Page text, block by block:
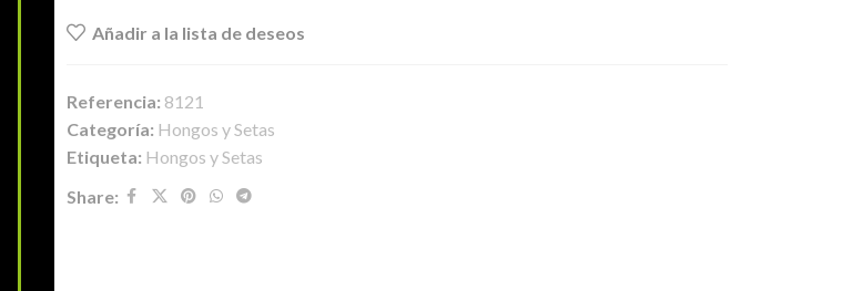
Añadir a la lista de deseos
Referencia: 8121
Categoría: Hongos y Setas
Etiqueta: Hongos y Setas
Share: